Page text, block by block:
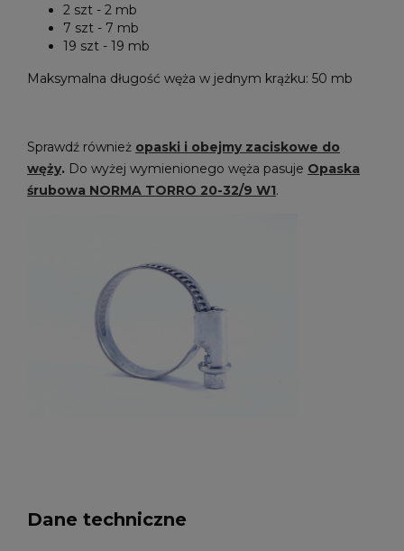
2 szt - 2 mb
7 szt - 7 mb
19 szt - 19 mb
Maksymalna długość węża w jednym krążku: 50 mb
Sprawdź również opaski i obejmy zaciskowe do
węży. Do wyżej wymienionego węża pasuje Opaska
śrubowa NORMA TORRO 20-32/9 W1.
Dane techniczne